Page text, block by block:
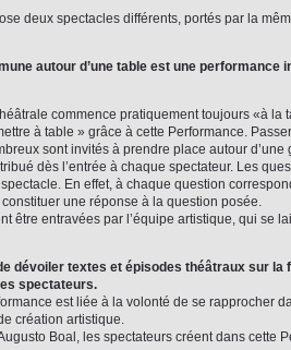
deux spectacles différents, portés par la
autour d’une table est une
commence pratiquement toujours «à la
à table » grâce à cette Performance.
sont invités à prendre place autour
dès l’entrée à chaque spectateur. Les
En effet, à chaque question
une réponse à la question posée.
être entravées par l’équipe artistique, qui se
dévoiler textes et épisodes théâtraux sur la
spectateurs.
est liée à la volonté de se rapprocher
création artistique.
Boal, les spectateurs créent dans